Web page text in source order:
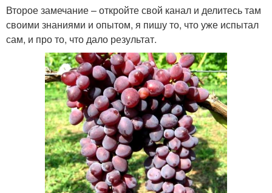
Второе замечание – откройте свой канал и делитесь там
своими знаниями и опытом, я пишу то, что уже испытал
сам, и про то, что дало результат.